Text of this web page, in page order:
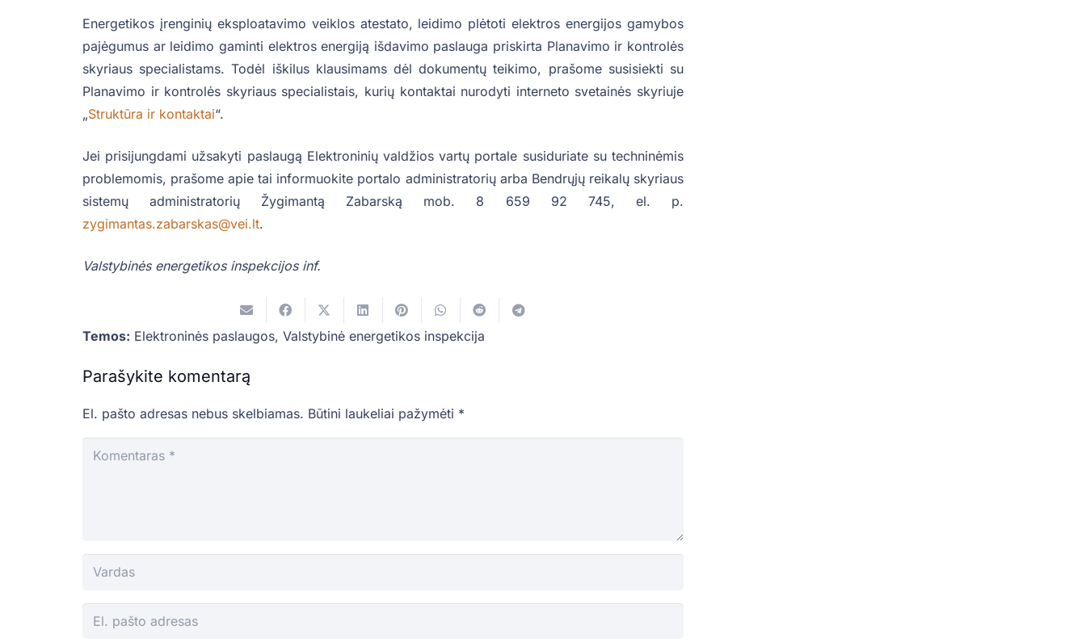
Energetikos įrenginių eksploatavimo veiklos atestato, leidimo plėtoti elektros energijos gamybos
pajėgumus ar leidimo gaminti elektros energiją išdavimo paslauga priskirta Planavimo ir kontrolės
skyriaus specialistams. Todėl iškilus klausimams dėl dokumentų teikimo, prašome susisiekti su
Planavimo ir kontrolės skyriaus specialistais, kurių kontaktai nurodyti interneto svetainės skyriuje
„Struktūra ir kontaktai“.
Jei prisijungdami užsakyti paslaugą Elektroninių valdžios vartų portale susiduriate su techninėmis
problemomis, prašome apie tai informuokite portalo administratorių arba Bendrųjų reikalų skyriaus
sistemų administratorių Žygimantą Zabarską mob. 8 659 92 745, el. p.
zygimantas.zabarskas@vei.lt.
Valstybinės energetikos inspekcijos inf.
Temos: Elektroninės paslaugos, Valstybinė energetikos inspekcija
Parašykite komentarą
El. pašto adresas nebus skelbiamas. Būtini laukeliai pažymėti *